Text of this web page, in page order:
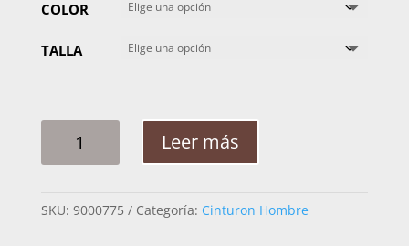
COLOR
TALLA
HOMBRE
RESAQUES
Leer más
SKU: 9000775 Categoría: Cinturon Hombre